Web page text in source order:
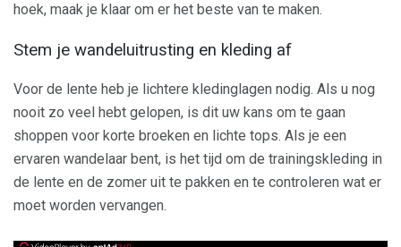
hoek, maak je klaar om er het beste van te maken.
Stem je wandeluitrusting en kleding af
Voor de lente heb je lichtere kledinglagen nodig. Als u nog
nooit zo veel hebt gelopen, is dit uw kans om te gaan
shoppen voor korte broeken en lichte tops. Als je een
ervaren wandelaar bent, is het tijd om de trainingskleding in
de lente en de zomer uit te pakken en te controleren wat er
moet worden vervangen.